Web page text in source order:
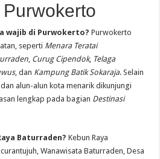
wajib di Purwokerto? Purwokerto
seperti Menara Teratai
, Curug Cipendok, Telaga
, dan Kampung Batik Sokaraja. Selain
alun-alun kota menarik dikunjungi
lengkap pada bagian Destinasi
Baturraden? Kebun Raya
Wanawisata Baturraden, Desa